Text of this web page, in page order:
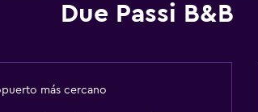
Due Passi B&B
más cercano